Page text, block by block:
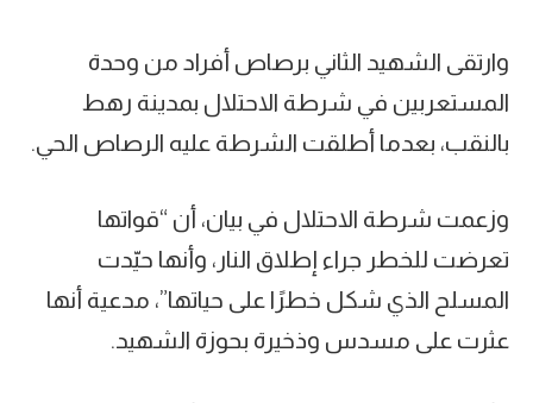
وارتقى الشهيد الثاني برصاص أفراد من وحدة
المستعربين في شرطة الاحتلال بمدينة رهط
بالنقب، بعدما أطلقت الشرطة عليه الرصاص الحي.
وزعمت شرطة الاحتلال في بيان، أن “قواتها
تعرضت للخطر جراء إطلاق النار، وأنها حيّدت
المسلح الذي شكل خطرًا على حياتها”، مدعية أنها
عثرت على مسدس وذخيرة بحوزة الشهيد.